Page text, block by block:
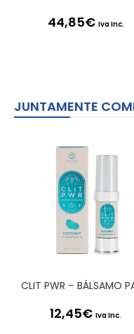
44,85€ Iva Inc.
JUNTAMENTE
12,45€ Iva Inc.